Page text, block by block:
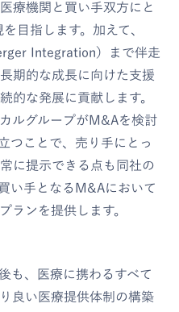
療機関と買い手双方にと
目指します。加えて、
Integration）まで伴走
期的な成長に向けた支援
的な発展に貢献します。
ルグループがM&Aを検討
つことで、売り手にとっ
に提示できる点も同社の
い手となるM&Aにおいて
ランを提供します。
も、医療に携わるすべて
良い医療提供体制の構築